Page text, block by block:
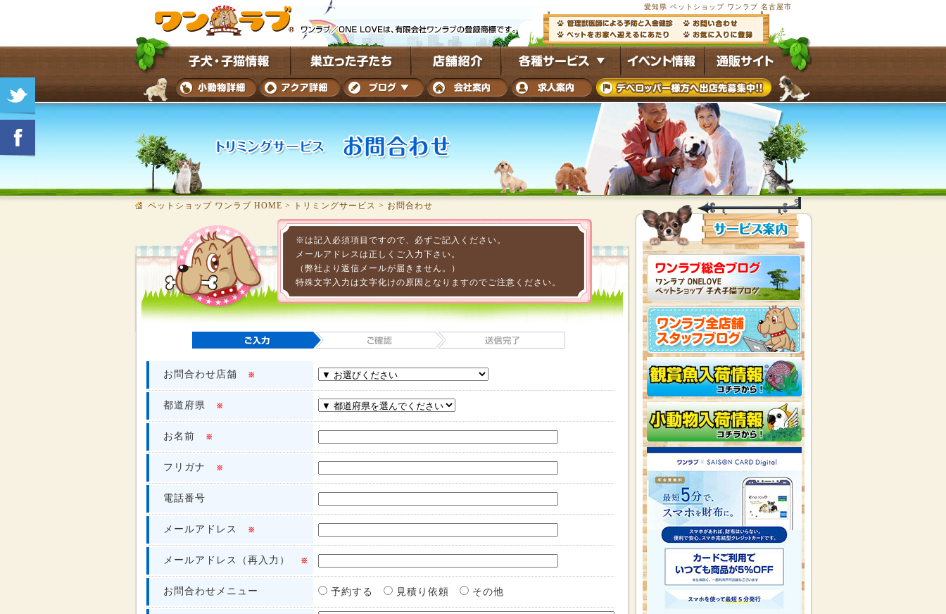
愛知県 ペットショップ ワンラブ 名古屋市
ペットショップ ワンラブ HOME > トリミングサービス > お問合わせ
※は記入必須項目ですので、必ずご記入ください。
メールアドレスは正しくご入力下さい。
（弊社より返信メールが届きません。）
特殊文字入力は文字化けの原因となりますのでご注意ください。
お問合わせ店舗 ※
都道府県 ※
お名前 ※
フリガナ ※
電話番号
メールアドレス ※
メールアドレス（再入力） ※
お問合わせメニュー 予約する 見積り依頼 その他